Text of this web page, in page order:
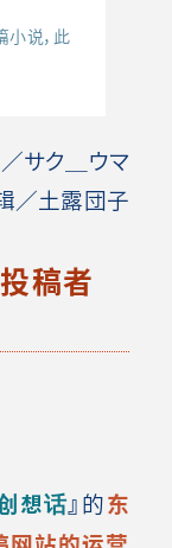
小说，此
サク＿ウマ
／土露団子
稿者
想话』的东